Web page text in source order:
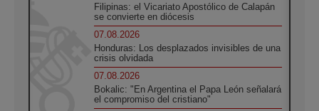
Filipinas: el Vicariato Apostólico de Calapán
se convierte en diócesis
07.08.2026
Honduras: Los desplazados invisibles de una
crisis olvidada
07.08.2026
Bokalic: "En Argentina el Papa León señalará
el compromiso del cristiano"